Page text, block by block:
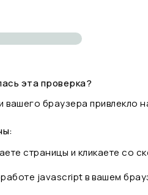
эта проверка?
вашего браузера привлекло
страницы и кликаете со
javascript в вашем